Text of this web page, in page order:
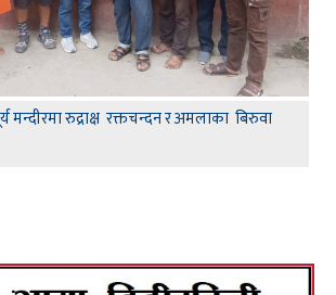
मन्दीरमा रुद्राक्ष रक्तचन्दन र अमलाका बिरुवा